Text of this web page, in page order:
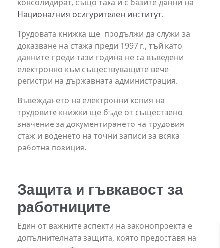
консолидират, също така и с базите данни на
Националния осигурителен институт.
Трудовата книжка ще продължи да служи за
доказване на стажа преди 1997 г., тъй като
данните преди тази година не са въведени
електронно към съществуващите вече
регистри на държавната администрация.
Въвеждането на електронни копия на
трудовите книжки ще бъде от съществено
значение за документирането на трудовия
стаж и воденето на точни записи за всяка
работна позиция.
Защита и гъвкавост за
работниците
Един от важните аспекти на законопроекта е
допълнителната защита, която предоставя на